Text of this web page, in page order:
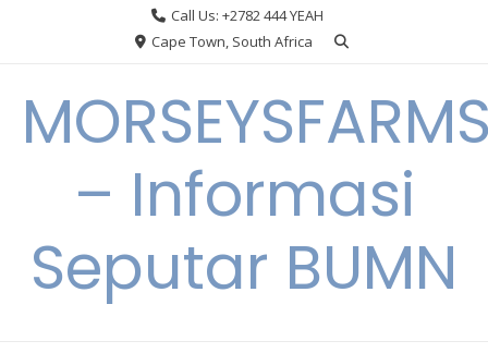
Call Us: +2782 444 YEAH
Cape Town, South Africa
– Informasi
Seputar BUMN